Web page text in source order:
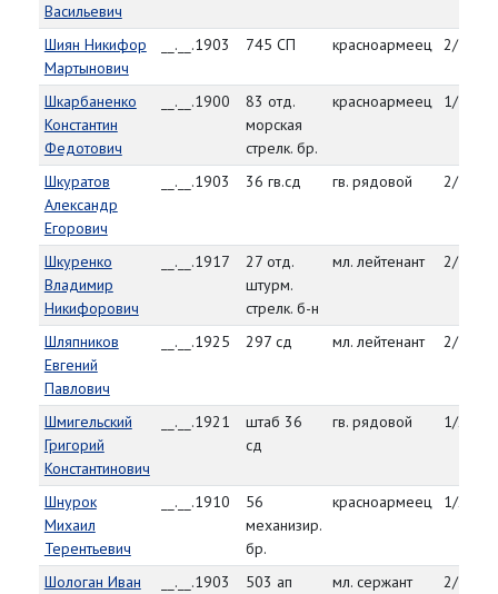
Васильевич
Шиян Никифор
Мартынович
__.__.1903 745 СП красноармеец 2/13/45
Шкарбаненко
Константин
Федотович
__.__.1900
83 отд.
морская
стрелк. бр.
красноармеец 1/10/45
Шкуратов
Александр
Егорович
__.__.1903 36 гв.сд гв. рядовой 2/1/45
Шкуренко
Владимир
Никифорович
__.__.1917
27 отд.
штурм.
стрелк. б-н
мл. лейтенант 2/12/45
Шляпников
Евгений
Павлович
__.__.1925 297 сд мл. лейтенант 2/1/45
Шмигельский
Григорий
Константинович
__.__.1921
штаб 36
сд
гв. рядовой 1/28/45
Шнурок
Михаил
Терентьевич
__.__.1910
56
механизир.
бр.
красноармеец 1/29/45
Шологан Иван
__.__.1903 503 ап мл. сержант 2/1/45